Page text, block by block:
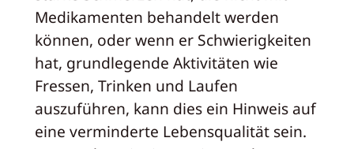
Medikamenten behandelt werden
können, oder wenn er Schwierigkeiten
hat, grundlegende Aktivitäten wie
Fressen, Trinken und Laufen
auszuführen, kann dies ein Hinweis auf
eine verminderte Lebensqualität sein.